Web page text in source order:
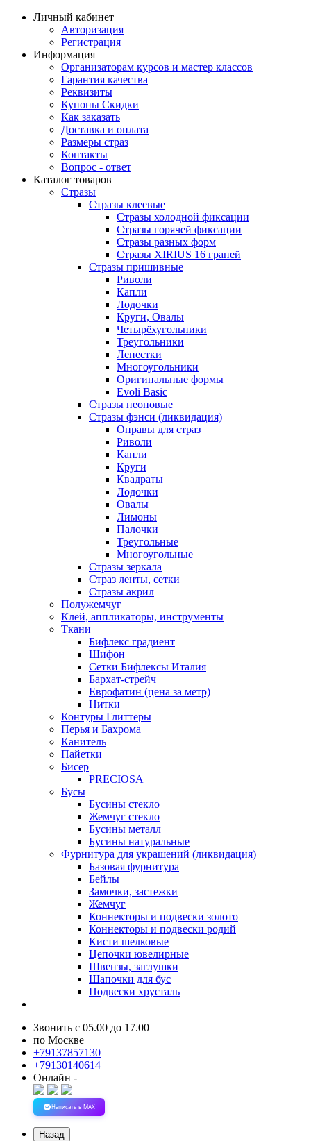
Личный кабинет
Авторизация
Регистрация
Информация
Организаторам курсов и мастер классов
Гарантия качества
Реквизиты
Купоны Скидки
Как заказать
Доставка и оплата
Размеры страз
Контакты
Вопрос - ответ
Каталог товаров
Стразы
Стразы клеевые
Стразы холодной фиксации
Стразы горячей фиксации
Стразы разных форм
Стразы XIRIUS 16 граней
Стразы пришивные
Риволи
Капли
Лодочки
Круги, Овалы
Четырёхугольники
Треугольники
Лепестки
Многоугольники
Оригинальные формы
Evoli Basic
Стразы неоновые
Стразы фэнси (ликвидация)
Оправы для страз
Риволи
Капли
Круги
Квадраты
Лодочки
Овалы
Лимоны
Палочки
Треугольные
Многоугольные
Стразы зеркала
Страз ленты, сетки
Стразы акрил
Полужемчуг
Клей, аппликаторы, инструменты
Ткани
Бифлекс градиент
Шифон
Сетки Бифлексы Италия
Бархат-стрейч
Еврофатин (цена за метр)
Нитки
Контуры Глиттеры
Перья и Бахрома
Канитель
Пайетки
Бисер
PRECIOSA
Бусы
Бусины стекло
Жемчуг стекло
Бусины металл
Бусины натуральные
Фурнитура для украшений (ликвидация)
Базовая фурнитура
Бейлы
Замочки, застежки
Жемчуг
Коннекторы и подвески золото
Коннекторы и подвески родий
Кисти шелковые
Цепочки ювелирные
Швензы, заглушки
Шапочки для бус
Подвески хрусталь
Звонить с 05.00 до 17.00
по Москве
+79137857130
+79130140614
Онлайн -
Написать в MAX
Назад